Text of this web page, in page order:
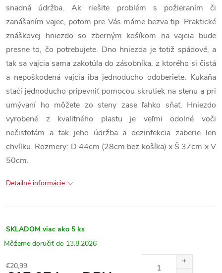
snadná údržba. Ak riešite problém s požieraním či
zanášaním vajec, potom pre Vás máme bezva tip. Praktické
znáškovej hniezdo so zberným košíkom na vajcia bude
presne to, čo potrebujete. Dno hniezda je totiž spádové, a
tak sa vajcia sama zakotúľa do zásobníka, z ktorého si čistá
a nepoškodená vajcia iba jednoducho odoberiete. Kukaňa
stačí jednoducho pripevniť pomocou skrutiek na stenu a pri
umývaní ho môžete zo steny zase ľahko sňať. Hniezdo
vyrobené z kvalitného plastu je veľmi odolné voči
nečistotám a tak jeho údržba a dezinfekcia zaberie len
chvíľku. Rozmery: D 44cm (28cm bez košíka) x Š 37cm x V
50cm.
Detailné informácie
SKLADOM viac ako 5 ks
13.8.2026
€20,99